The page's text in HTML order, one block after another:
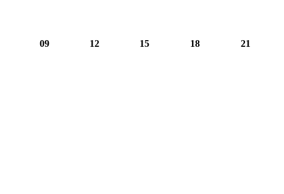
09 12 15 18 21